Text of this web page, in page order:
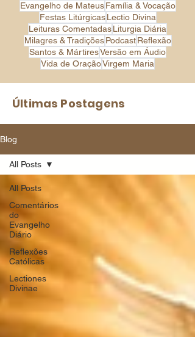
Evangelho de Mateus Família & Vocação
Festas Litúrgicas Lectio Divina
Leituras ComentadasLiturgia Diária
Milagres & Tradições Podcast Reflexão
Santos & MártiresVersão em Áudio
Vida de OraçãoVirgem Maria
Últimas Postagens
Blog
All Posts
Comentários
do
Evangelho
Diário
Reflexões
Católicas
Lectiones
Divinae
All Posts